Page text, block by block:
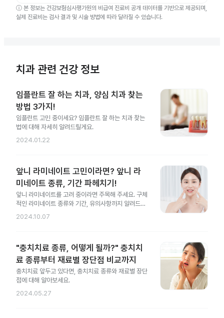
ⓘ 본 정보는 건강보험심사평가원의 비급여 진료비 공개 데이터를 기반으로 제공되며,
실제 진료비는 검사 결과 및 시술 방법에 따라 달라질 수 있습니다.
치과 관련 건강 정보
임플란트 잘 하는 치과, 양심 치과 찾는
방법 3가지!
임플란트 고민 중이세요? 임플란트 잘 하는 치과 찾는
법에 대해 자세히 알려드릴게요.
2024.01.22
앞니 라미네이트 고민이라면? 앞니 라
미네이트 종류, 기간 파헤치기!
앞니 라미네이트를 고려 중이라면 주목해 주세요. 구체
적인 라미네이트 종류와 기간, 유의사항까지 알려드릴
게요.
2024.10.07
"충치치료 종류, 어떻게 될까?" 충치치
료 종류부터 재료별 장단점 비교까지
충치치료 앞두고 있다면, 충치치료 종류와 재료별 장단
점에 대해 알아보세요.
2024.05.27